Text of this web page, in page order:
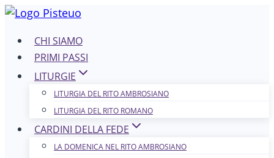
Salta
contenutoCHI SIAMO
PRIMI PASSI
LITURGIE
LITURGIA DEL RITO AMBROSIANO
LITURGIA DEL RITO ROMANO
CARDINI DELLA FEDE
LA DOMENICA NEL R​​​​​​ITO AMBROSIANO